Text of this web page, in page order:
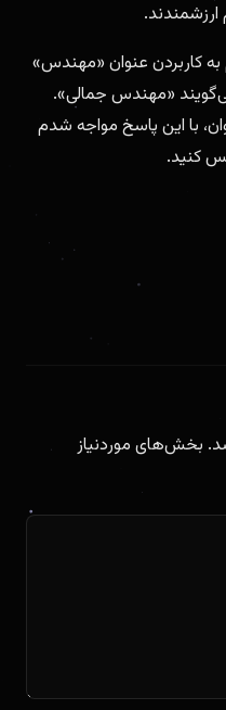
به کاربردن عنوان «مهندس»
«مهندس جمالی».
با این پاسخ مواجه شدم
کنید.
بخش‌های موردنیاز